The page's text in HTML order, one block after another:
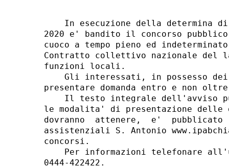
In esecuzione della determina
2020 e' bandito il concorso
cuoco a tempo pieno ed
Contratto collettivo nazionale del
funzioni locali.
Gli interessati, in possesso
presentare domanda entro e non
Il testo integrale dell'avviso
le modalita' di presentazione
dovranno  attenere,  e'
assistenziali S. Antonio
concorsi.
Per informazioni telefonare
0444-422422.